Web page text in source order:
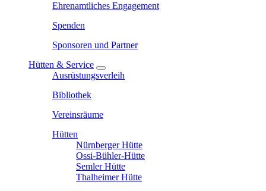
Ehrenamtliches Engagement
Spenden
Sponsoren und Partner
Hütten & Service
Ausrüstungsverleih
Bibliothek
Vereinsräume
Hütten
Nürnberger Hütte
Ossi-Bühler-Hütte
Semler Hütte
Thalheimer Hütte